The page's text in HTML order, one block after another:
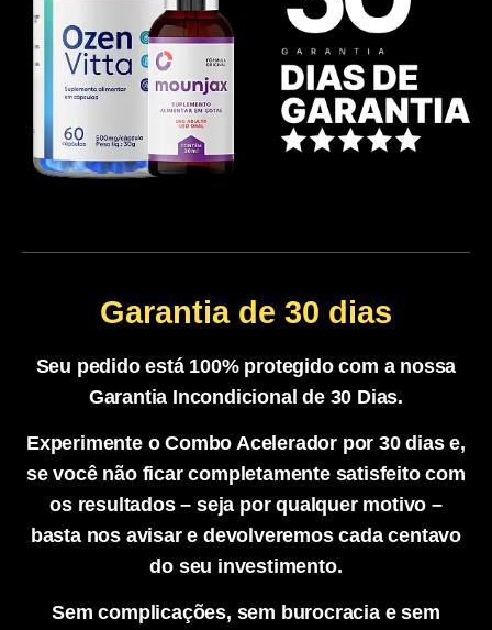
Garantia de 30 dias
Seu pedido está 100% protegido com a nossa
Garantia Incondicional de 30 Dias.
Experimente o Combo Acelerador por 30 dias e,
se você não ficar completamente satisfeito com
os resultados – seja por qualquer motivo –
basta nos avisar e devolveremos cada centavo
do seu investimento.
Sem complicações, sem burocracia e sem